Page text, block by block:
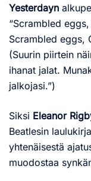
Yesterdayn
“Scrambled
Scrambled eggs,
(Suurin piirtein
ihanat jalat.
jalkojasi.”)
Siksi Eleanor
Beatlesin
yhtenäisestä
muodostaa